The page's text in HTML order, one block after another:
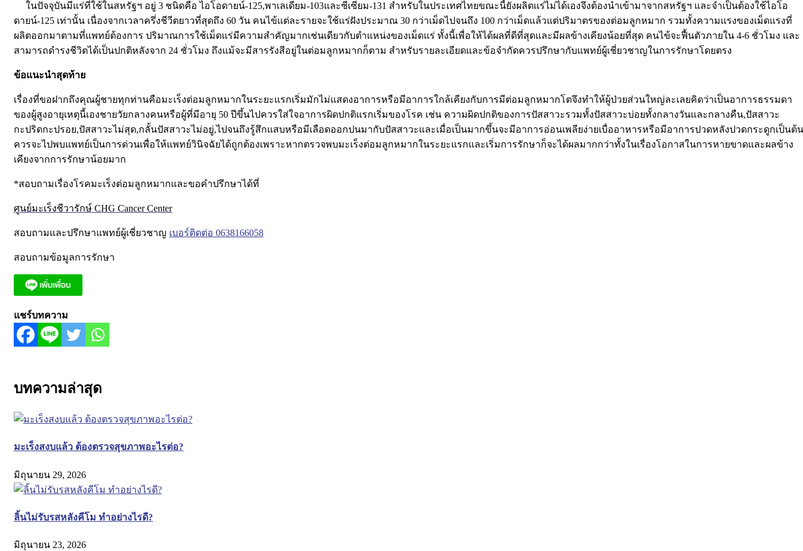
ในปัจจุบันมีแร่ที่ใช้ในสหรัฐฯ อยู่ 3 ชนิดคือ ไอโอดายน์-125,พาเลเดียม-103และซีเซียม-131 สำหรับในประเทศไทยขณะนี้ยังผลิตแร่ไม่ได้เองจึงต้องนำเข้ามาจากสหรัฐฯ และจำเป็นต้องใช้ไอโอ
ดายน์-125 เท่านั้น เนื่องจากเวลาครึ่งชีวีตยาวที่สุดถึง 60 วัน คนไข้แต่ละรายจะใช้แร่ฝังประมาณ 30 กว่าเม็ดไปจนถึง 100 กว่าเม็ดแล้วแต่ปริมาตรของต่อมลูกหมาก รวมทั้งความแรงของเม็ดแรงที่
ผลิตออกมาตามที่แพทย์ต้องการ ปริมาณการใช้เม็ดแร่มีความสำคัญมากเช่นเดียวกับตำแหน่งของเม็ดแร่ ทั้งนี้เพื่อให้ได้ผลที่ดีที่สุดและมีผลข้างเคียงน้อยที่สุด คนไข้จะฟื้นตัวภายใน 4-6 ชั่วโมง และ
สามารถดำรงชีวิตได้เป็นปกติหลังจาก 24 ชั่วโมง ถึงแม้จะมีสารรังสีอยู่ในต่อมลูกหมากก็ตาม สำหรับรายละเอียดและข้อจำกัดควรปรึกษากับแพทย์ผู้เชี่ยวชาญในการรักษาโดยตรง
ข้อแนะนำสุดท้าย
เรื่องที่ขอฝากถึงคุณผู้ชายทุกท่านคือมะเร็งต่อมลูกหมากในระยะแรกเริ่มมักไม่แสดงอาการหรือมีอาการใกล้เคียงกับการมีต่อมลูกหมากโตจึงทำให้ผู้ป่วยส่วนใหญ่ละเลยคิดว่าเป็นอาการธรรมดา
ของผู้สูงอายุเหตุนี้เองชายวัยกลางคนหรือผู้ที่มีอายุ 50 ปีขึ้นไปควรใส่ใจอาการผิดปกติแรกเริ่มของโรค เช่น ความผิดปกติของการปัสสาวะรวมทั้งปัสสาวะบ่อยทั้งกลางวันและกลางคืน,ปัสสาวะ
กะปริดกะปรอย,ปัสสาวะไม่สุด,กลั้นปัสสาวะไม่อยู่,ไปจนถึงรู้สึกแสบหรือมีเลือดออกปนมากับปัสสาวะและเมื่อเป็นมากขึ้นจะมีอาการอ่อนเพลียง่ายเบื่ออาหารหรือมีอาการปวดหลังปวดกระดูกเป็นต้น
ควรจะไปพบแพทย์เป็นการด่วนเพื่อให้แพทย์วินิจฉัยได้ถูกต้องเพราะหากตรวจพบมะเร็งต่อมลูกหมากในระยะแรกและเริ่มการรักษาก็จะได้ผลมากกว่าทั้งในเรื่องโอกาสในการหายขาดและผลข้าง
เคียงจากการรักษาน้อยมาก
*สอบถามเรื่องโรคมะเร็งต่อมลูกหมากและขอคำปรึกษาได้ที่
ศูนย์มะเร็งชีวารักษ์ CHG Cancer Center
สอบถามและปรึกษาแพทย์ผู้เชี่ยวชาญ เบอร์ติดต่อ 0638166058
สอบถามข้อมูลการรักษา
แชร์บทความ
บทความล่าสุด
มะเร็งสงบแล้ว ต้องตรวจสุขภาพอะไรต่อ?
มิถุนายน 29, 2026
ลิ้นไม่รับรสหลังคีโม ทำอย่างไรดี?
มิถุนายน 23, 2026